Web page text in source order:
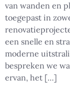
van wanden en
toegepast in
een snelle en
moderne
bespreken we
ervan, het […]